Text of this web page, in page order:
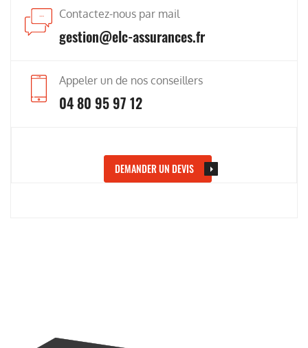
Contactez-nous par mail
gestion@elc-assurances.fr
Appeler un de nos conseillers
04 80 95 97 12
DEMANDER UN DEVIS